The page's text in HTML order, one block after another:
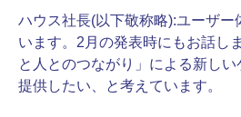
ハウス社長(以下敬称略):ユーザー
います。2月の発表時にもお話し
と人とのつながり」による新し
提供したい、と考えています。